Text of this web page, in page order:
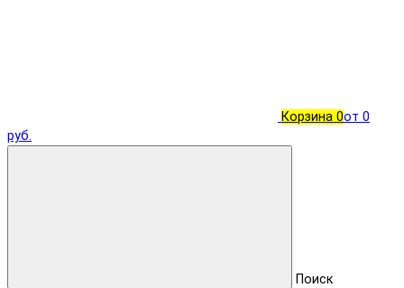
Корзина 0от 0
руб.
Поиск